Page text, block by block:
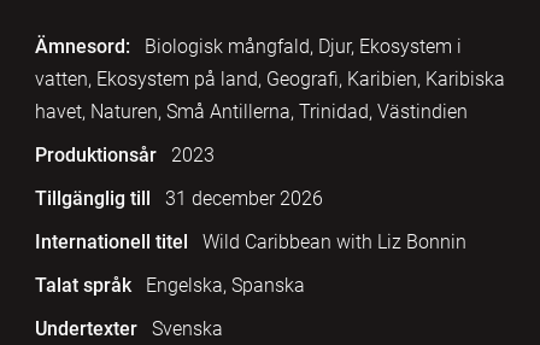
Ämnesord:
Biologisk mångfald, Djur, Ekosystem i
vatten, Ekosystem på land, Geografi, Karibien, Karibiska
havet, Naturen, Små Antillerna, Trinidad, Västindien
Produktionsår
2023
Tillgänglig till
31 december 2026
Internationell titel
Wild Caribbean with Liz Bonnin
Talat språk
Engelska, Spanska
Undertexter
Svenska